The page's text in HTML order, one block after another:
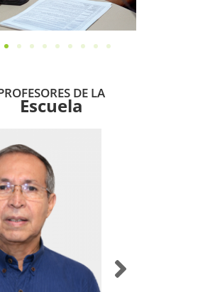
DE LA
Escuela